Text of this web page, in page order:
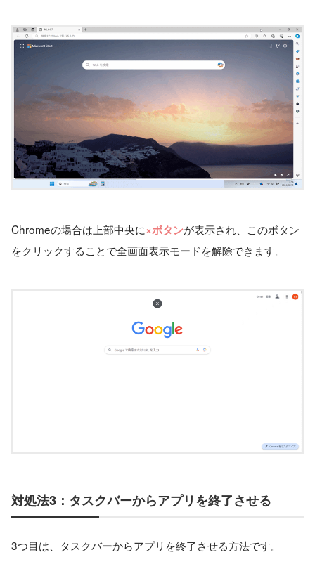
Chromeの場合は上部中央に×ボタンが表示され、このボタン
をクリックすることで全画面表示モードを解除できます。
対処法3：タスクバーからアプリを終了させる
3つ目は、タスクバーからアプリを終了させる方法です。